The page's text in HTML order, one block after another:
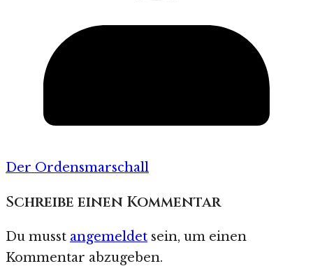
Der Ordensmarschall
Schreibe einen Kommentar
Du musst angemeldet sein, um einen
Kommentar abzugeben.